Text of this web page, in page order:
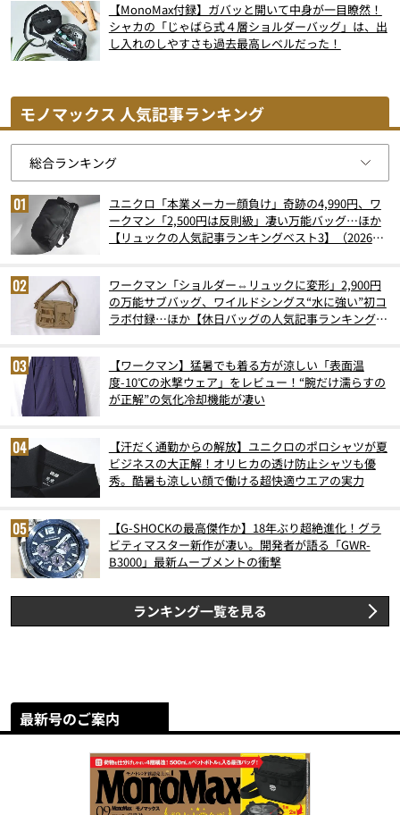
【MonoMax付録】ガバッと開いて中身が一目瞭然！
シャカの「じゃばら式４層ショルダーバッグ」は、出
し入れのしやすさも過去最高レベルだった！
モノマックス 人気記事ランキング
ユニクロ「本業メーカー顔負け」奇跡の4,990円、ワ
ークマン「2,500円は反則級」凄い万能バッグ…ほか
【リュックの人気記事ランキングベスト3】（2026年
ワークマン「ショルダー⇔リュックに変形」2,900円
の万能サブバッグ、ワイルドシングス“水に強い”初コ
ラボ付録…ほか【休日バッグの人気記事ランキングベ
【ワークマン】猛暑でも着る方が涼しい「表面温
度-10℃の氷撃ウェア」をレビュー！“腕だけ濡らすの
が正解”の気化冷却機能が凄い
【汗だく通勤からの解放】ユニクロのポロシャツが夏
ビジネスの大正解！オリヒカの透け防止シャツも優
秀。酷暑も涼しい顔で働ける超快適ウエアの実力
【G-SHOCKの最高傑作か】18年ぶり超絶進化！グラ
ビティマスター新作が凄い。開発者が語る「GWR-
B3000」最新ムーブメントの衝撃
ランキング一覧を見る
最新号のご案内